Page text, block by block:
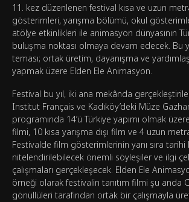
11. kez düzenlenen festival kısa ve uzun
gösterimleri, yarışma bölümü, okul
atölye etkinlikleri ile animasyon dünyasının
buluşma noktası olmaya devam edecek. Bu
teması; ortak üretim, dayanışma ve
yapmak üzere Elden Ele Animasyon.
Festival bu yıl, iki ana mekânda
Institut Français ve Kadıköy’deki Müze
programında 14’ü Türkiye yapımı olmak
filmi, 10 kısa yarışma dışı film ve 4 uzun
Festivalde film gösterimlerinin yanı sıra tarihi
nitelendirilebilecek önemli söyleşiler ve ilgi
çalışmaları gerçekleşecek. Elden Ele
örneği olarak festivalin tanıtım filmi şu anda
gönüllüleri tarafından ortak bir çalışmayla